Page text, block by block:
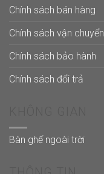
Chính sách bán hàng
Chính sách vận chuyển
Chính sách bảo hành
Chính sách đổi trả
Bàn ghế ngoài trời